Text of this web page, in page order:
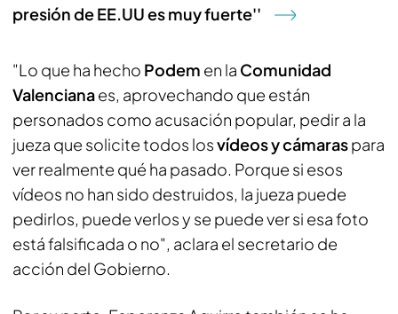
presión de EE.UU es muy fuerte''
"Lo que ha hecho Podem en la Comunidad
Valencianaes, aprovechando que están
personados como acusación popular, pedir a la
jueza que solicite todos losvídeos y cámaraspara
ver realmente qué ha pasado. Porque si esos
vídeos no han sido destruidos, la jueza puede
pedirlos, puede verlos y se puede ver si esa foto
está falsificada o no", aclara el secretario de
acción del Gobierno.